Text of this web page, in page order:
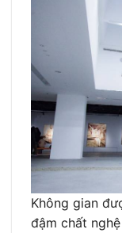
Không gian
đậm chất